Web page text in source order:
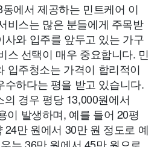
에서 제공하는 민트케어 이
비스는 많은 분들에게 주목받
사와 입주를 앞두고 있는 가구
스 선택이 매우 중요합니다. 민
입주청소는 가격이 합리적이
수하다는 평을 받고 있습니다.
경우 평당 13,000원에서
이 발생하며, 예를 들어 20평
24만 원에서 30만 원 정도로 예